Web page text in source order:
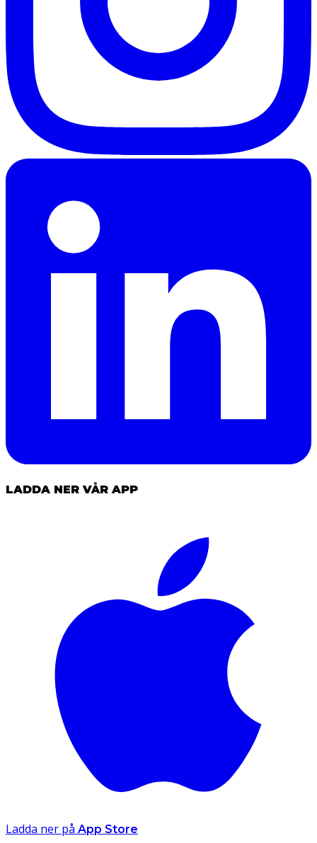
LADDA NER VÅR APP
Ladda ner på App Store